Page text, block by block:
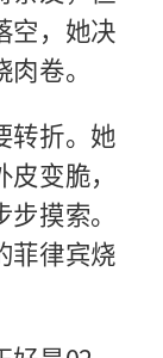
空，她决
卷。
转折。她
变脆，
摸索。
菲律宾烧